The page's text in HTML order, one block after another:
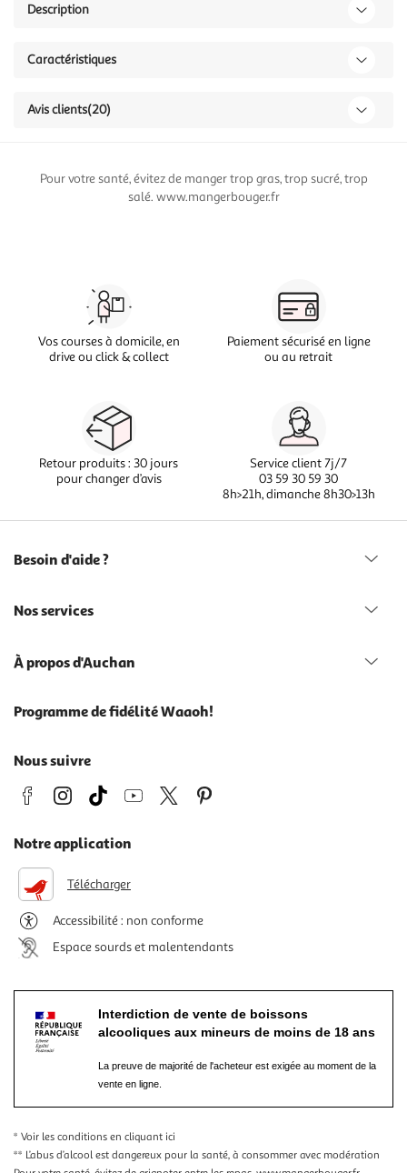
Description
Caractéristiques
Avis clients(20)
Pour votre santé, évitez de manger trop gras, trop sucré, trop
salé. www.mangerbouger.fr
Vos courses à domicile, en
drive ou click & collect
Paiement sécurisé en ligne
ou au retrait
Retour produits : 30 jours
pour changer d’avis
Service client 7j/7
03 59 30 59 30
8h>21h, dimanche 8h30>13h
Besoin d'aide ?
Nos services
À propos d'Auchan
Programme de fidélité Waaoh!
Nous suivre
Notre application
Télécharger
Accessibilité : non conforme
Espace sourds et malentendants
Interdiction de vente de boissons
alcooliques aux mineurs de moins de 18 ans
La preuve de majorité de l'acheteur est exigée au moment de la
vente en ligne.
* Voir les conditions en cliquant ici
** L’abus d’alcool est dangereux pour la santé, à consommer avec modération